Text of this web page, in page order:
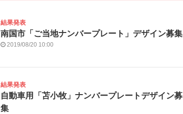
結果発表
南国市「ご当地ナンバープレート」デザイン募集
2019/08/20 10:00
結果発表
自動車用「苫小牧」ナンバープレートデザイン募
集